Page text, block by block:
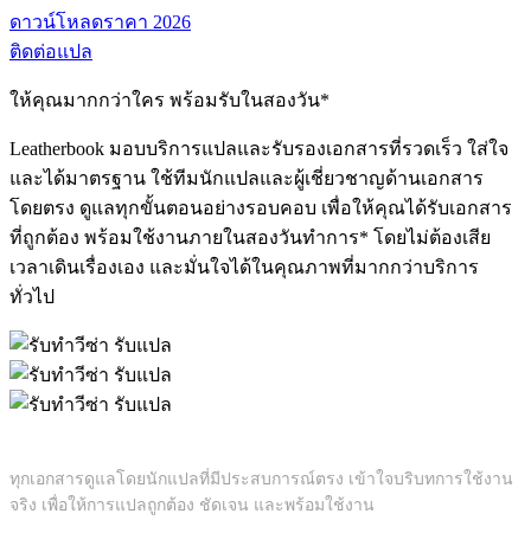
ดาวน์โหลดราคา 2026
ติดต่อแปล
ให้คุณมากกว่าใคร พร้อมรับในสองวัน*
Leatherbook มอบบริการแปลและรับรองเอกสารที่รวดเร็ว ใส่ใจ
และได้มาตรฐาน ใช้ทีมนักแปลและผู้เชี่ยวชาญด้านเอกสาร
โดยตรง ดูแลทุกขั้นตอนอย่างรอบคอบ เพื่อให้คุณได้รับเอกสาร
ที่ถูกต้อง พร้อมใช้งานภายในสองวันทำการ* โดยไม่ต้องเสีย
เวลาเดินเรื่องเอง และมั่นใจได้ในคุณภาพที่มากกว่าบริการ
ทั่วไป
ทุกเอกสารดูแลโดยนักแปลที่มีประสบการณ์ตรง เข้าใจบริบทการใช้งาน
จริง เพื่อให้การแปลถูกต้อง ชัดเจน และพร้อมใช้งาน